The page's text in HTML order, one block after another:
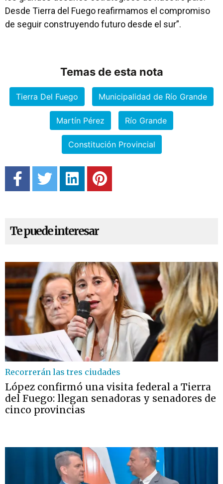
Desde Tierra del Fuego reafirmamos el compromiso
de seguir construyendo futuro desde el sur”.
Temas de esta nota
Tierra Del Fuego Municipalidad de Río Grande
Martín Pérez Río Grande
Constitución Provincial
Te puede interesar
Recorrerán las tres ciudades
López confirmó una visita federal a Tierra
del Fuego: llegan senadoras y senadores de
cinco provincias